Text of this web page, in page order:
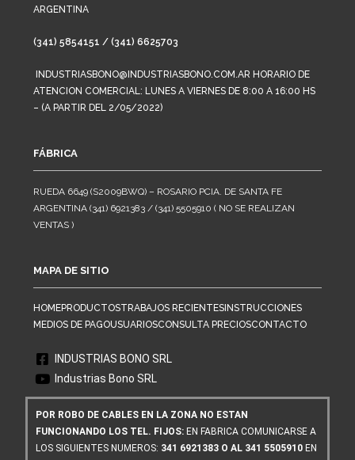
ARGENTINA
(341) 5854151 / (341) 6625703
INDUSTRIASBONO@INDUSTRIASBONO.COM.AR HORARIO DE
ATENCION COMERCIAL: LUNES A VIERNES DE 8:00 A 16:00 HS
– (A PARTIR DEL 2/05/2022)
FÁBRICA
RUEDA 6649 (S2009BWQ) – ROSARIO PCIA. DE SANTA FE
ARGENTINA (341) 6921383 / (341) 5505910 ( NO SE REALIZAN
VENTAS )
MAPA DE SITIO
HOMEPRODUCTOSTRABAJOS RECIENTES INSTRUCCIONES
MEDIOS DE PAGOUSUARIOSCONSULTA PRECIOSCONTACTO
INDUSTRIAS BONO SRL
Industrias Bono SRL
POR ROBO DE CABLES EN LA ZONA NO ESTAN
FUNCIONANDO LOS TEL. FIJOS: EN FABRICA COMUNICARSE A
LOS SIGUIENTES NUMEROS: 341 6921383 O AL 341 5505910 EN